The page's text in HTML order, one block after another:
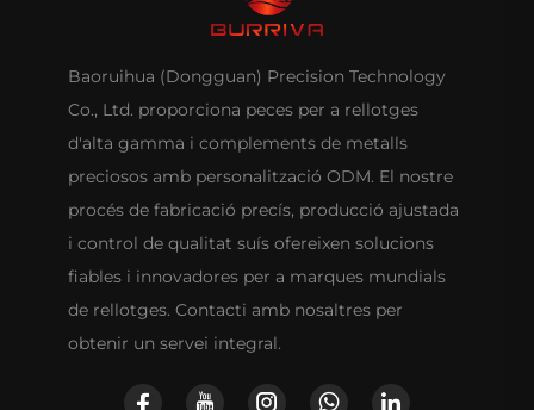
Baoruihua (Dongguan) Precision Technology
Co., Ltd. proporciona peces per a rellotges
d'alta gamma i complements de metalls
preciosos amb personalització ODM. El nostre
procés de fabricació precís, producció ajustada
i control de qualitat suís ofereixen solucions
fiables i innovadores per a marques mundials
de rellotges. Contacti amb nosaltres per
obtenir un servei integral.